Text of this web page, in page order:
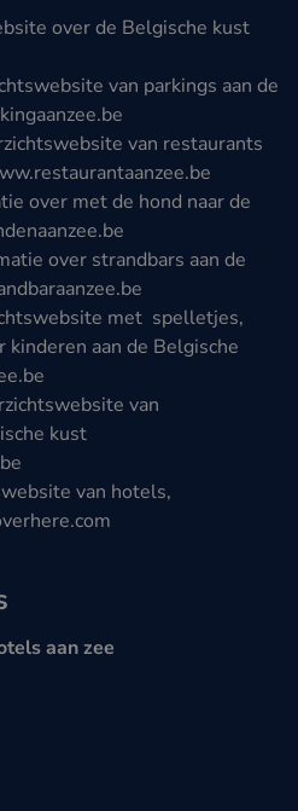
over de Belgische kust
van parkings aan de
van restaurants
over met de hond naar de
over strandbars aan de
met spelletjes,
aan de Belgische
van
kust
van hotels,
aan zee